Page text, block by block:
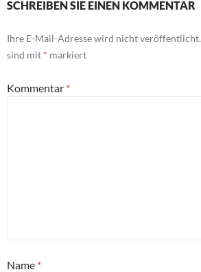
SCHREIBEN SIE EINEN KOMMENTAR
Ihre E-Mail-Adresse wird nicht veröffentlicht.
sind mit * markiert
Kommentar *
Name *